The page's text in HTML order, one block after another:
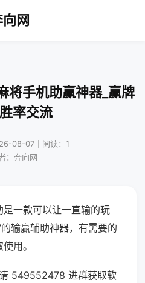
网
将手机助赢神器_赢牌
率交流
08-07｜阅读：1
：奔向网
一款可以让一直输的玩
输赢辅助神器，有需要的
用。
549552478 进群获取软